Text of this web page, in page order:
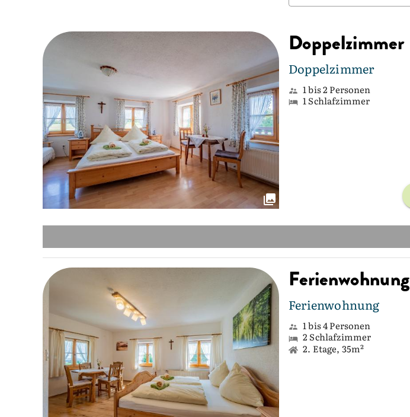
Doppelzimmer
Doppelzimmer
1 bis 2 Personen
1 Schlafzimmer
Ferienwohnung
Ferienwohnung
1 bis 4 Personen
2 Schlafzimmer
2. Etage, 35m²